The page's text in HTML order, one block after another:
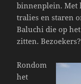
binnenplein. Met
tralies en staren
Baluchi die op
zitten. Bezoekers?
Rondom
het